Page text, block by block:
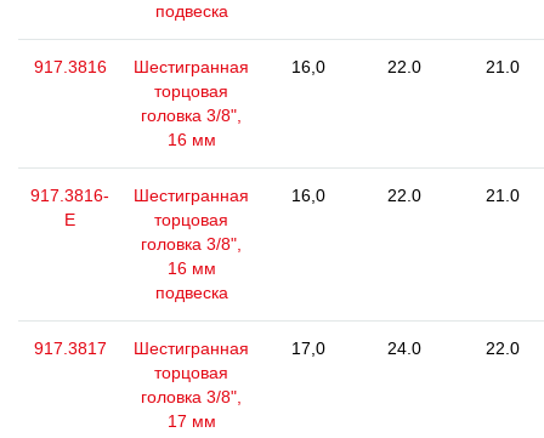
подвеска
917.3816
Шестигранная
торцовая
головка 3/8",
16 мм
16,0 22.0 21.0
917.3816-
E
Шестигранная
торцовая
головка 3/8",
16 мм
подвеска
16,0 22.0 21.0
917.3817
Шестигранная
торцовая
головка 3/8",
17 мм
17,0 24.0 22.0